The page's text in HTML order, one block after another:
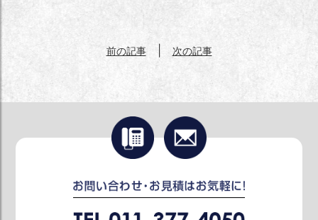
前の記事| 次の記事